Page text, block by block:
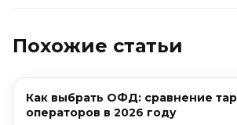
Похожие статьи
Как выбрать ОФД: сравнение
операторов в 2026 году